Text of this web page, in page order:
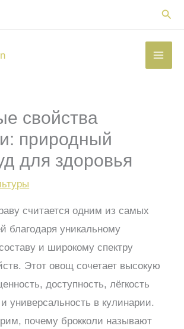
свойства
природный
для здоровья
считается одним из самых
благодаря уникальному
и широкому спектру
Этот овощ сочетает высокую
доступность, лёгкость
универсальность в кулинарии.
почему брокколи называют